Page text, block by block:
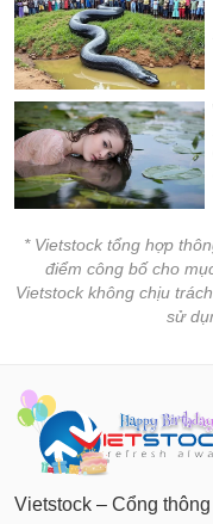
* Vietstock tổng hợp
điểm công bố cho
Vietstock không chịu
sử
Vietstock – Cổng
Tất cả Cổ phiếu
Lãnh
đạo
(-)
Tất cả Người nội
Tin
tức
(-)
viết
của
tác
giả